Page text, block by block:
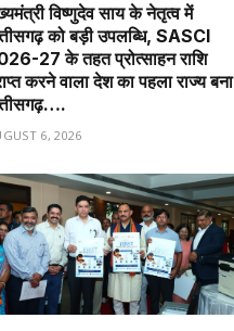
विष्णुदेव साय के नेतृत्व में
को बड़ी उपलब्धि, SASCI
27 के तहत प्रोत्साहन राशि
करने वाला देश का पहला राज्य बना
6, 2026